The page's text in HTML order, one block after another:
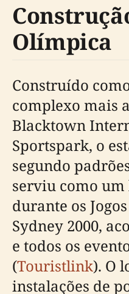
Olímpica
Construído
complexo mais
Blacktown
Sportspark, o
segundo
serviu como um
durante os
Sydney 2000,
e todos os
(Touristlink). O
instalações de